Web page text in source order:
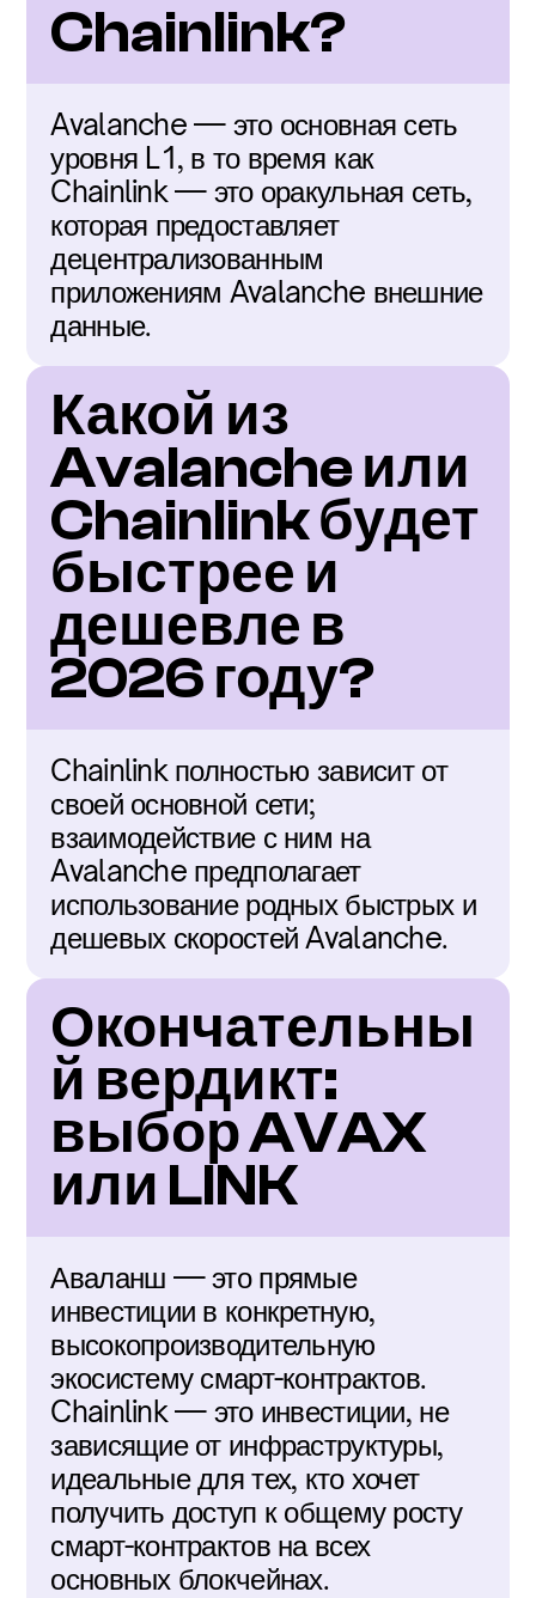
Chainlink?
Avalanche — это основная сеть
уровня L1, в то время как
Chainlink — это оракульная сеть,
которая предоставляет
децентрализованным
приложениям Avalanche внешние
данные.
Какой из
Avalanche или
Chainlink будет
быстрее и
дешевле в
2026 году?
Chainlink полностью зависит от
своей основной сети;
взаимодействие с ним на
Avalanche предполагает
использование родных быстрых и
дешевых скоростей Avalanche.
Окончательны
й вердикт:
выбор AVAX
или LINK
Аваланш — это прямые
инвестиции в конкретную,
высокопроизводительную
экосистему смарт-контрактов.
Chainlink — это инвестиции, не
зависящие от инфраструктуры,
идеальные для тех, кто хочет
получить доступ к общему росту
смарт-контрактов на всех
основных блокчейнах.